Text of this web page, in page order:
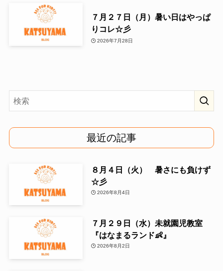
７月２７日（月）暑い日はやっぱ
りコレ☆彡
2026年7月28日
最近の記事
８月４日（火） 暑さにも負けず
☆彡
2026年8月4日
７月２９日（水）未就園児教室
『はなまるランド👶』
2026年8月2日